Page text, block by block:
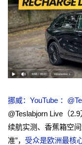
挪威：YouTube ：
@Teslabjorn Live（
续航实测、香蕉箱空
准”， 受众是欧洲最核